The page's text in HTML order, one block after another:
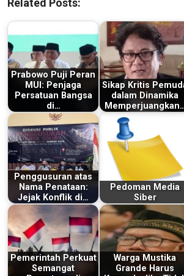
Related Posts:
Prabowo Puji Peran
MUI: Penjaga
Persatuan Bangsa
di…
Sikap Kritis
dalam Dinamika
Penggusuran atas
Nama Penataan:
Jejak Konflik di…
Pedoman Media
Siber
Pemerintah Perkuat
Semangat
Warga Mustika
Grande Harus